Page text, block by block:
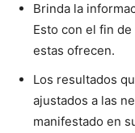
Brinda la
Esto con el fin
estas ofrecen.
Los resultados
ajustados a las
manifestado en